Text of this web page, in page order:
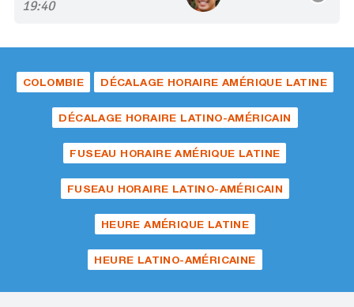
19:40
COLOMBIE DÉCALAGE HORAIRE AMÉRIQUE LATINE
DÉCALAGE HORAIRE LATINO-AMÉRICAIN
FUSEAU HORAIRE AMÉRIQUE LATINE
FUSEAU HORAIRE LATINO-AMÉRICAIN
HEURE AMÉRIQUE LATINE
HEURE LATINO-AMÉRICAINE